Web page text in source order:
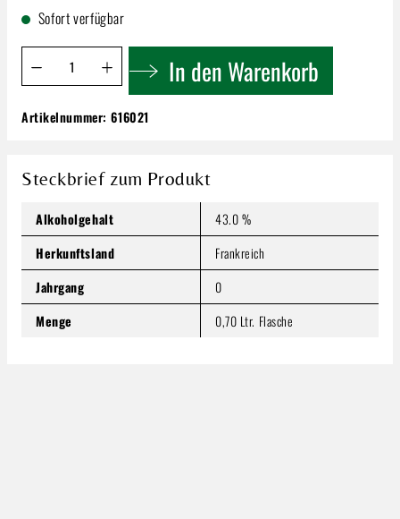
Sofort verfügbar
Produkt Anzahl: Gib den gewünschten Wert ein oder
In den Warenkorb
Nusbaumer Poire Williams 43% | 0,7l
Inhalt:0.7 Liter (48,27 € / 1 Liter)
Produkt Anzahl: Gib den gewünschten Wert ein oder
In den Warenkorb
Artikelnummer:616021
Steckbrief zum Produkt
Alkoholgehalt
43.0 %
Herkunftsland
Frankreich
Jahrgang
0
Menge
0,70 Ltr. Flasche